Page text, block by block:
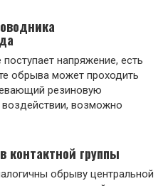
напряжение, есть
обрыва может проходить
резиновую
возможно
группы
обрыву центральной